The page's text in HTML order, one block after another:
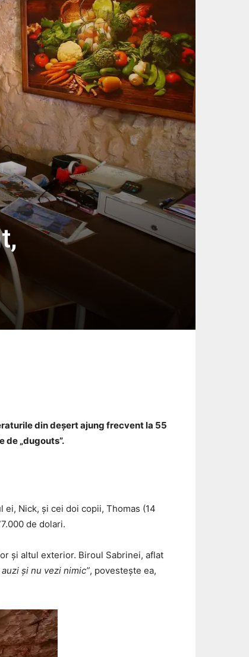
din deșert ajung frecvent la 55
„dugouts”.
ei, Nick, și cei doi copii, Thomas (14
de dolari.
și altul exterior. Biroul Sabrinei, aflat
și nu vezi nimic”, povestește ea,